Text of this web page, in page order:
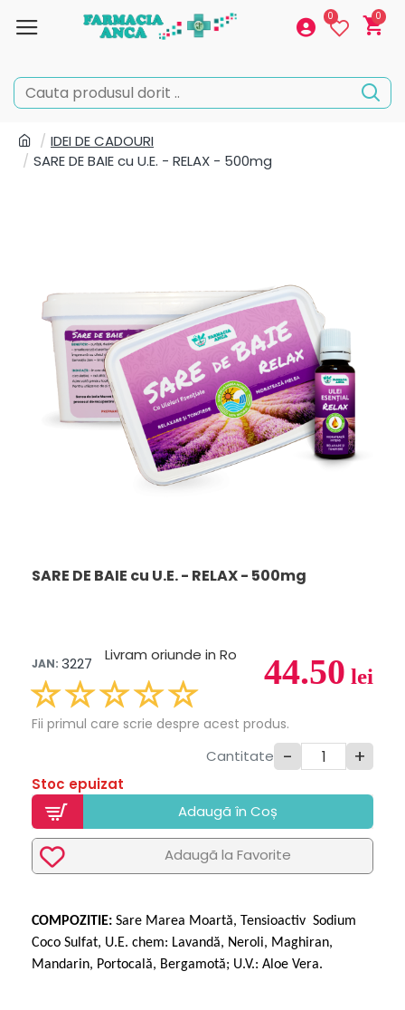
0 0
IDEI DE CADOURI
SARE DE BAIE cu U.E. - RELAX - 500mg
SARE DE BAIE cu U.E. - RELAX - 500mg
44.50 lei
JAN: 3227 Livram oriunde in Ro
Fii primul care scrie despre acest produs.
Cantitate - +
Stoc epuizat
Adaugã în Coș
Adaugã la Favorite
COMPOZITIE: Sare Marea Moartă, Tensioactiv Sodium
Coco Sulfat, U.E. chem: Lavandă, Neroli, Maghiran,
Mandarin, Portocală, Bergamotă; U.V.: Aloe Vera.